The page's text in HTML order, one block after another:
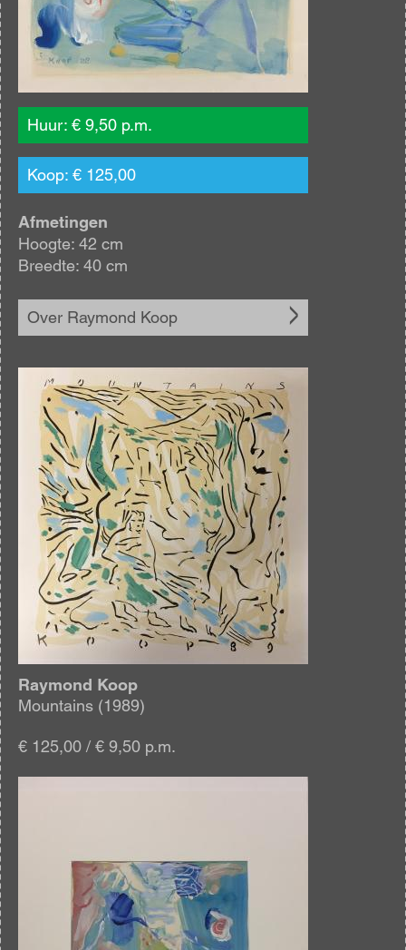
Huur: € 9,50 p.m.
Koop: € 125,00
Afmetingen
Hoogte: 42 cm
Breedte: 40 cm
Over Raymond Koop
Afbeelding
Raymond Koop
Mountains (1989)
€ 125,00 / € 9,50 p.m.